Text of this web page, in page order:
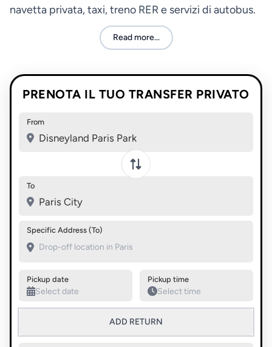
navetta privata, taxi, treno RER e servizi di autobus.
Read more...
PRENOTA IL TUO TRANSFER PRIVATO
From
Disneyland Paris Park
Swap pickup and destination
To
Paris City
Specific Address (To)
Pickup date Pickup time
ADD RETURN